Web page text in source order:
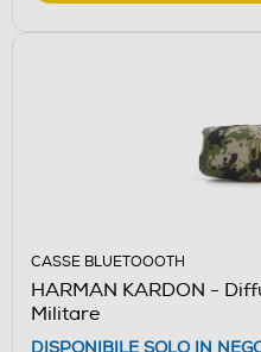
CASSE BLUETOOOTH
HARMAN KARDON -
Militare